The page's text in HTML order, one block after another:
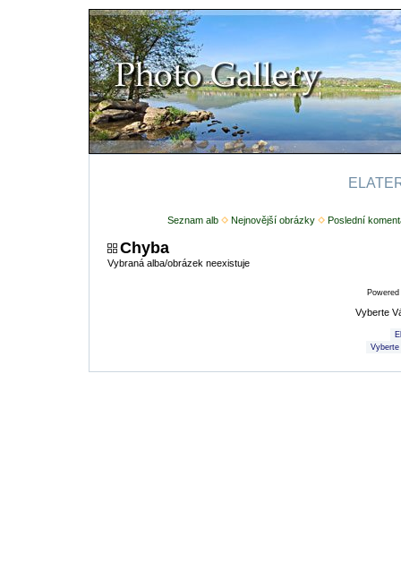
Seznam alb Nejnovější obrázky Poslední
Chyba
Vybraná alba/obrázek neexistuje
Vyberte